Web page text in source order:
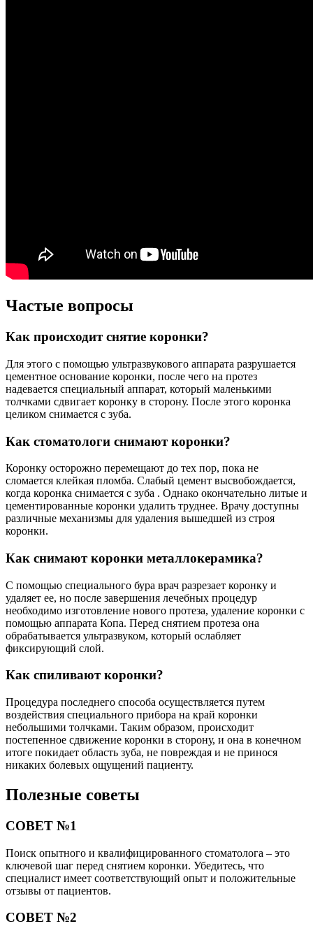
Частые вопросы
Как происходит снятие коронки?
Для этого с помощью ультразвукового аппарата разрушается
цементное основание коронки, после чего на протез
надевается специальный аппарат, который маленькими
толчками сдвигает коронку в сторону. После этого коронка
целиком снимается с зуба.
Как стоматологи снимают коронки?
Коронку осторожно перемещают до тех пор, пока не
сломается клейкая пломба. Слабый цемент высвобождается,
когда коронка снимается с зуба . Однако окончательно литые и
цементированные коронки удалить труднее. Врачу доступны
различные механизмы для удаления вышедшей из строя
коронки.
Как снимают коронки металлокерамика?
С помощью специального бура врач разрезает коронку и
удаляет ее, но после завершения лечебных процедур
необходимо изготовление нового протеза, удаление коронки с
помощью аппарата Копа. Перед снятием протеза она
обрабатывается ультразвуком, который ослабляет
фиксирующий слой.
Как спиливают коронки?
Процедура последнего способа осуществляется путем
воздействия специального прибора на край коронки
небольшими толчками. Таким образом, происходит
постепенное сдвижение коронки в сторону, и она в конечном
итоге покидает область зуба, не повреждая и не принося
никаких болевых ощущений пациенту.
Полезные советы
СОВЕТ №1
Поиск опытного и квалифицированного стоматолога – это
ключевой шаг перед снятием коронки. Убедитесь, что
специалист имеет соответствующий опыт и положительные
отзывы от пациентов.
СОВЕТ №2